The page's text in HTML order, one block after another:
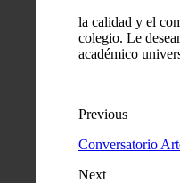
la calidad y el
colegio. Le
académico
Previous
Conversatorio
Next